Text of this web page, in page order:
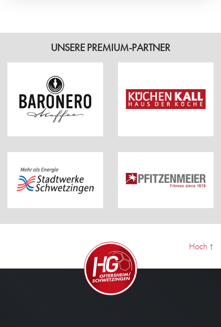
UNSERE PREMIUM-PARTNER
Hoch ↑